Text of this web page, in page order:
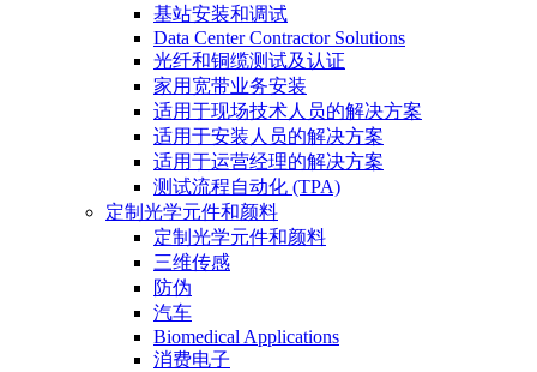
基站安装和调试
Data Center Contractor Solutions
光纤和铜缆测试及认证
家用宽带业务安装
适用于现场技术人员的解决方案
适用于安装人员的解决方案
适用于运营经理的解决方案
测试流程自动化 (TPA)
定制光学元件和颜料
定制光学元件和颜料
三维传感
防伪
汽车
Biomedical Applications
消费电子